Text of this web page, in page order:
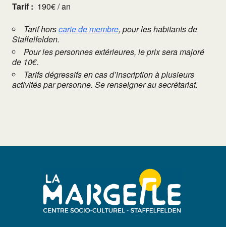
Tarif : 190€ / an
Tarif horscarte de membre, pour les habitants de
Staffelfelden.
Pour les personnes extérieures, le prix sera majoré
de 10€.
Tarifs dégressifs en cas d’inscription à plusieurs
activités par personne. Se renseigner au secrétariat.